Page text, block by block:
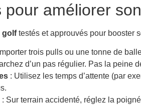
pour améliorer
golftestés et approuvés pour booster
trois pulls ou une tonne de
d’un pas régulier. Pas la peine
: Utilisez les temps d’attente (par
: Sur terrain accidenté, réglez la